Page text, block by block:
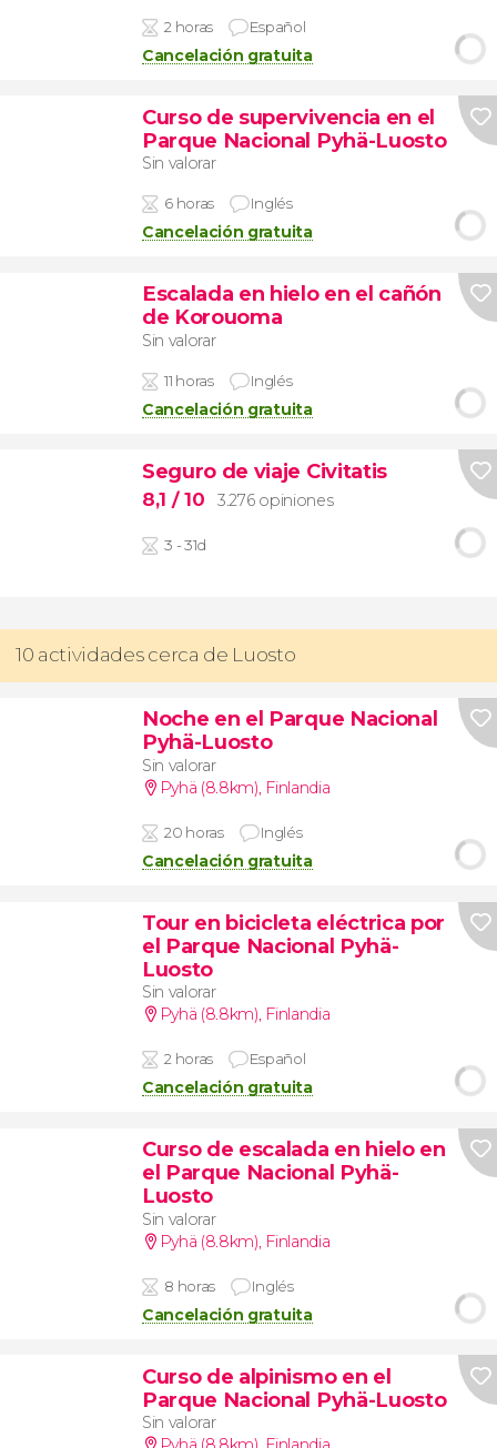
2 horas Español
Cancelación gratuita
Curso de supervivencia en el
Parque Nacional Pyhä-Luosto
Sin valorar
6 horas Inglés
Cancelación gratuita
Escalada en hielo en el cañón
de Korouoma
Sin valorar
11 horas Inglés
Cancelación gratuita
Seguro de viaje Civitatis
8,1 / 10 3.276 opiniones
3 - 31d
10 actividades cerca de Luosto
Noche en el Parque Nacional
Pyhä-Luosto
Sin valorar
Pyhä (8.8km), Finlandia
20 horas Inglés
Cancelación gratuita
Tour en bicicleta eléctrica por
el Parque Nacional Pyhä-
Luosto
Sin valorar
Pyhä (8.8km), Finlandia
2 horas Español
Cancelación gratuita
Curso de escalada en hielo en
el Parque Nacional Pyhä-
Luosto
Sin valorar
Pyhä (8.8km), Finlandia
8 horas Inglés
Cancelación gratuita
Curso de alpinismo en el
Parque Nacional Pyhä-Luosto
Sin valorar